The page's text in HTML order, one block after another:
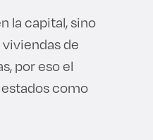
la capital, sino
de
por eso el
como